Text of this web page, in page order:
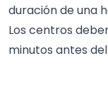
duración de una
Los centros
minutos antes